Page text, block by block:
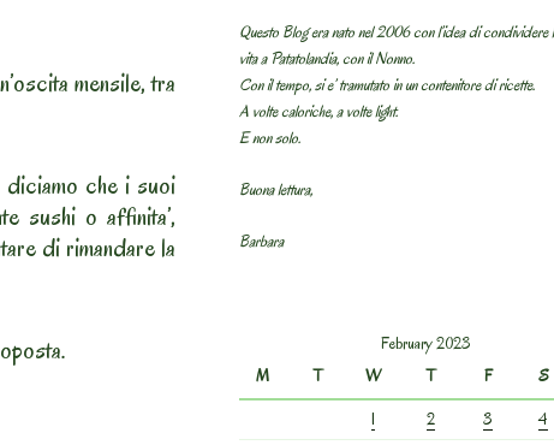
mensile, tra
che i suoi
sushi o affinita’,
di rimandare la
Questo Blog era nato nel 2006 con l’idea di condividere
vita a Patatolandia, con il Nonno.
Con il tempo, si e’ tramutato in un contenitore di ricette.
A volte caloriche, a volte light.
E non solo.
Buona lettura,
Barbara
February 2023
M
T W T F S
1
2 3 4